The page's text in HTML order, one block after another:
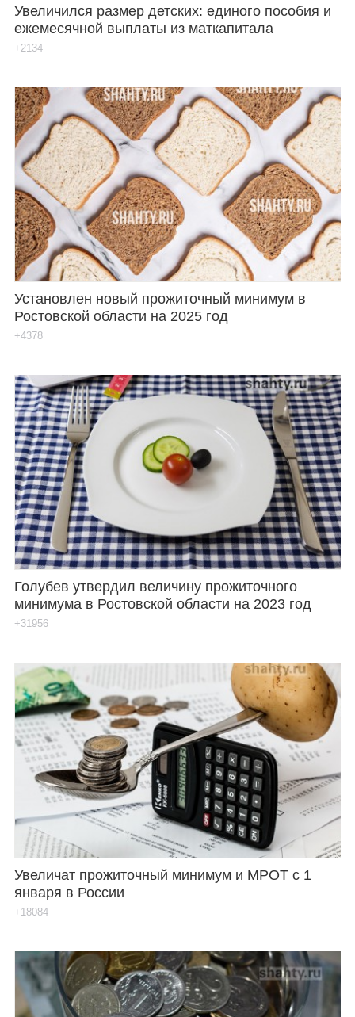
Увеличился размер детских: единого пособия и
ежемесячной выплаты из маткапитала
+2134
Установлен новый прожиточный минимум в
Ростовской области на 2025 год
+4378
Голубев утвердил величину прожиточного
минимума в Ростовской области на 2023 год
+31956
Увеличат прожиточный минимум и МРОТ с 1
января в России
+18084